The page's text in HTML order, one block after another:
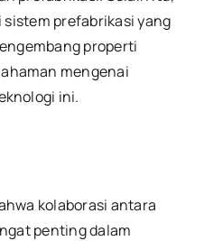
prefabrikasi yang
properti
mengenai
ini.
kolaborasi antara
penting dalam